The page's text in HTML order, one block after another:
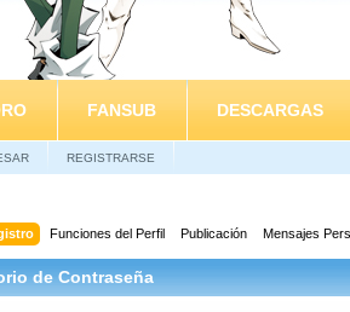
FANSUB DESCARGAS
REGISTRARSE
Funciones del Perfil Publicación Mensajes
de Contraseña